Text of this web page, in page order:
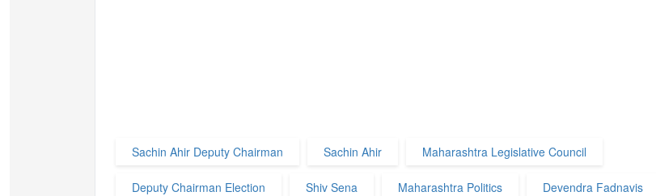
Sachin Ahir Deputy Chairman Sachin Ahir Maharashtra Legislative Council
Deputy Chairman Election Shiv Sena Maharashtra Politics Devendra Fadnavis